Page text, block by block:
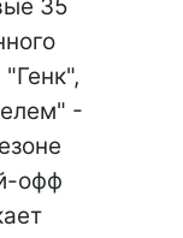
35
-
офф